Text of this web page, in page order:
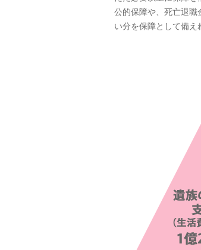
公的保障や、死亡退職
い分を保障として備え